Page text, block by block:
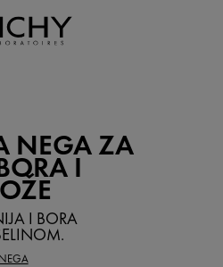
NEGA ZA
I
I BORA